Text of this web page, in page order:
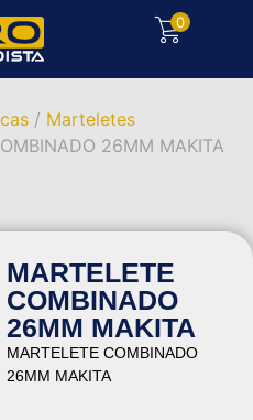
0
/ Marteletes
26MM MAKITA
MARTELETE
COMBINADO
26MM MAKITA
MARTELETE COMBINADO
26MM MAKITA